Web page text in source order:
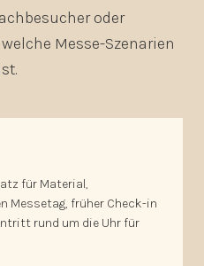
oder
Messe-Szenarien
für Material,
Messetag, früher Check-in
rund um die Uhr für